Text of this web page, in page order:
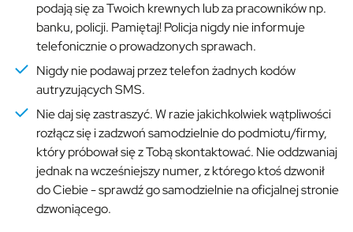
podają się za Twoich krewnych lub za pracowników np.
banku, policji. Pamiętaj! Policja nigdy nie informuje
telefonicznie o prowadzonych sprawach.
Nigdy nie podawaj przez telefon żadnych kodów
autryzujących SMS.
Nie daj się zastraszyć. W razie jakichkolwiek wątpliwości
rozłącz się i zadzwoń samodzielnie do podmiotu/firmy,
który próbował się z Tobą skontaktować. Nie oddzwaniaj
jednak na wcześniejszy numer, z którego ktoś dzwonił
do Ciebie - sprawdź go samodzielnie na oficjalnej stronie
dzwoniącego.